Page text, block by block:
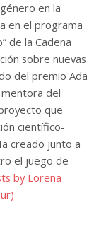
en la
en el programa
de la Cadena
sobre nuevas
del premio Ada
del
que
científico-
creado junto a
el juego de
by Lorena